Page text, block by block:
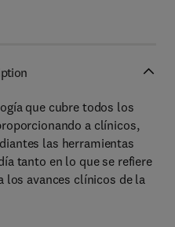
que cubre todos los
a clínicos,
las herramientas
tanto en lo que se refiere
los avances clínicos de la